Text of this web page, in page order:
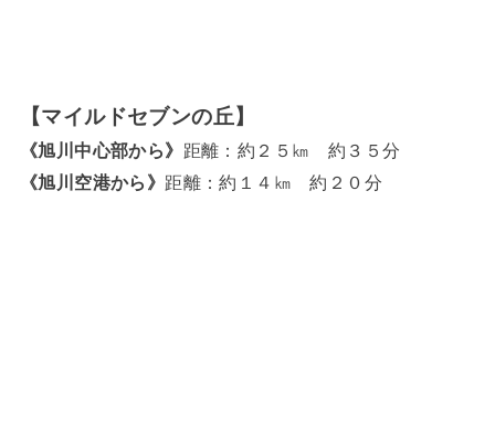
【マイルドセブンの丘】
《旭川中心部から》 距離：約２５㎞ 約３５分
《旭川空港から》 距離：約１４㎞ 約２０分